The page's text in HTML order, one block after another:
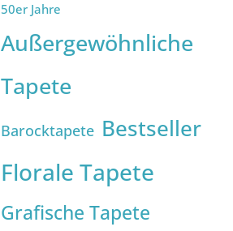
50er Jahre
Außergewöhnliche
Tapete
Barocktapete Bestseller
Florale Tapete
Grafische Tapete